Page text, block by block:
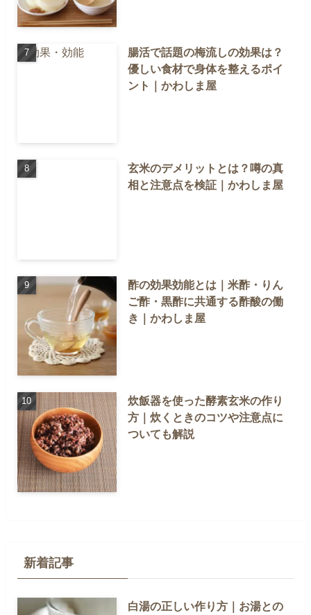
腸活で話題の梅流しの効果は？
優しい食材で身体を整えるポイ
ント｜かわしま屋
玄米のデメリットとは？噂の真
相と注意点を検証｜かわしま屋
酢の効果効能とは｜米酢・りん
ご酢・黒酢に共通する酢酸の働
き｜かわしま屋
炊飯器を使った酵素玄米の作り
方｜炊くときのコツや注意点に
ついても解説
新着記事
白湯の正しい作り方｜お湯との